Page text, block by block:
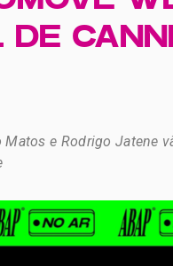
DE
Matos e Rodrigo Jatene